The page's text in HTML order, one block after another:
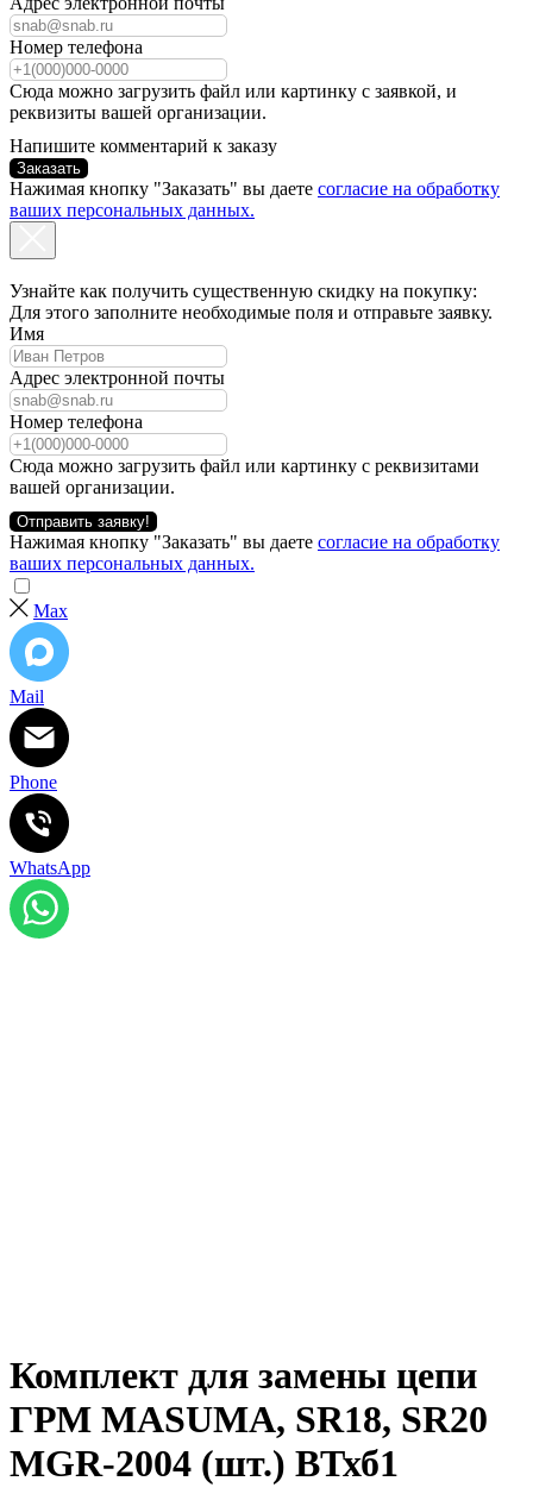
Номер телефона
Сюда можно загрузить файл или картинку с заявкой, и
реквизиты вашей организации.
Напишите комментарий к заказу
Заказать
Нажимая кнопку "Заказать" вы даете согласие на обработку
ваших персональных данных.
Узнайте как получить существенную скидку на покупку:
Для этого заполните необходимые поля и отправьте заявку.
Имя
Адрес электронной почты
Номер телефона
Сюда можно загрузить файл или картинку с реквизитами
вашей организации.
Отправить заявку!
Нажимая кнопку "Заказать" вы даете согласие на обработку
ваших персональных данных.
Max
Mail
Phone
WhatsApp
Комплект для замены цепи
ГРМ MASUMA, SR18, SR20
MGR-2004 (шт.) ВТхб1